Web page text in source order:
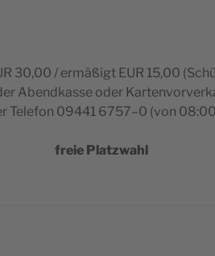
30,00 / ermäßigt EUR 15,00
Abend­kasse oder
Tele­fon 09441 6757–0 (von
freie Platz­wahl